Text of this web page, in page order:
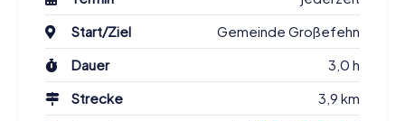
Start/Ziel
Gemeinde Großefehn
Dauer
3,0 h
Strecke
3,9 km